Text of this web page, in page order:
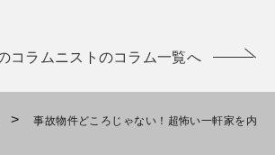
コラムニストのコラム一覧へ
>
事故物件どころじゃない！超怖い一軒家を内